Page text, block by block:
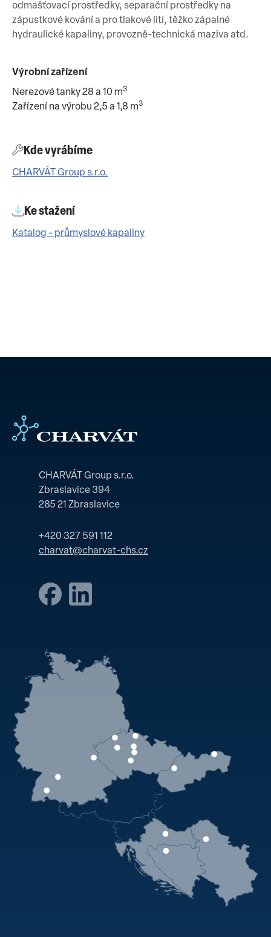
odmašťovací prostředky, separační prostředky na
zápustkové kování a pro tlakové lití, těžko zápalné
hydraulické kapaliny, provozně-technická maziva atd.
Výrobní zařízení
Nerezové tanky 28 a 10 m3
Zařízení na výrobu 2,5 a 1,8 m3
Kde vyrábíme
CHARVÁT Group s.r.o.
Ke stažení
Katalog - průmyslové kapaliny
CHARVÁT Group s.r.o.
Zbraslavice 394
285 21 Zbraslavice
+420 327 591 112
charvat@charvat-chs.cz